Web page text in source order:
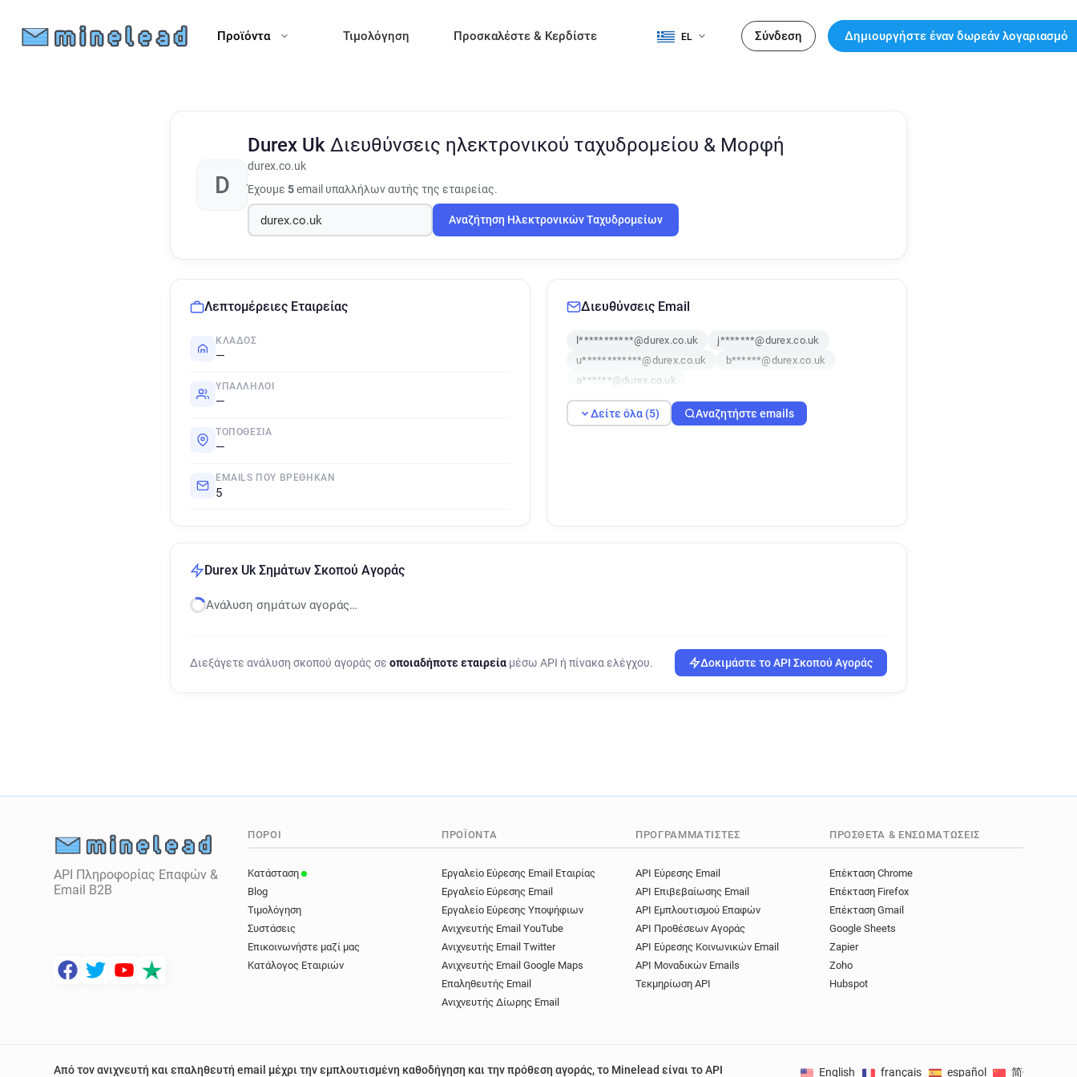
Προϊόντα Τιμολόγηση Προσκαλέστε & Κερδίστε EL Σύνδεση Δημιουργήστε έναν δωρεάν λογαριασμό
D
Durex Uk Διευθύνσεις ηλεκτρονικού ταχυδρομείου & Μορφή
durex.co.uk
Έχουμε 5email υπαλλήλων αυτής της εταιρείας.
Αναζήτηση Ηλεκτρονικών Ταχυδρομείων
Λεπτομέρειες Εταιρείας
ΚΛΆΔΟΣ
—
ΥΠΆΛΛΗΛΟΙ
—
ΤΟΠΟΘΕΣΊΑ
—
EMAILS ΠΟΥ ΒΡΈΘΗΚΑΝ
5
Διευθύνσεις Email
l***********@durex.co.uk
j*******@durex.co.uk
u************@durex.co.uk
b******@durex.co.uk
a******@durex.co.uk
Δείτε όλα (5) Αναζητήστε emails
Durex Uk Σημάτων Σκοπού Αγοράς
Ανάλυση σημάτων αγοράς…
Διεξάγετε ανάλυση σκοπού αγοράς σε οποιαδήποτε εταιρεία μέσω API ή πίνακα ελέγχου. Δοκιμάστε το API Σκοπού Αγοράς
API Πληροφορίας Επαφών &
Email B2B
ΠΌΡΟΙ
Κατάσταση
Blog
Τιμολόγηση
Συστάσεις
Επικοινωνήστε μαζί μας
Κατάλογος Εταιριών
ΠΡΟΪΌΝΤΑ
Εργαλείο Εύρεσης Email Εταιρίας
Εργαλείο Εύρεσης Email
Εργαλείο Εύρεσης Υποψήφιων
Ανιχνευτής Email YouTube
Ανιχνευτής Email Twitter
Ανιχνευτής Email Google Maps
Επαληθευτής Email
Ανιχνευτής Δίωρης Email
ΠΡΟΓΡΑΜΜΑΤΙΣΤΈΣ
API Εύρεσης Email
API Επιβεβαίωσης Email
API Εμπλουτισμού Επαφών
API Προθέσεων Αγοράς
API Εύρεσης Κοινωνικών Email
API Μοναδικών Emails
Τεκμηρίωση API
ΠΡΌΣΘΕΤΑ & ΕΝΣΩΜΑΤΏΣΕΙΣ
Επέκταση Chrome
Επέκταση Firefox
Επέκταση Gmail
Google Sheets
Zapier
Zoho
Hubspot
Από τον ανιχνευτή και επαληθευτή email μέχρι την εμπλουτισμένη καθοδήγηση και την πρόθεση αγοράς, το Minelead είναι το API
English français español 简体中文